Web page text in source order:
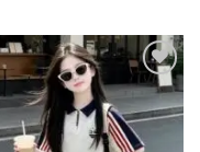
Add to
wishlist